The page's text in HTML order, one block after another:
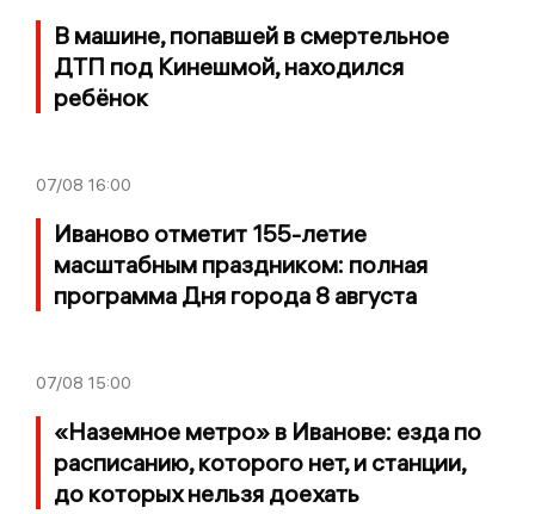
В машине, попавшей в смертельное
ДТП под Кинешмой, находился
ребёнок
07/08 16:00
Иваново отметит 155-летие
масштабным праздником: полная
программа Дня города 8 августа
07/08 15:00
«Наземное метро» в Иванове: езда по
расписанию, которого нет, и станции,
до которых нельзя доехать